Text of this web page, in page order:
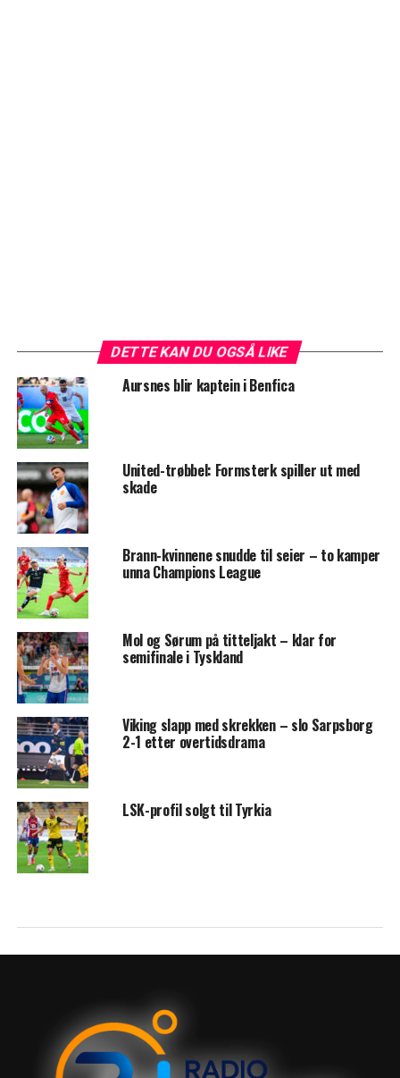
DETTE KAN DU OGSÅ LIKE
Aursnes blir kaptein i Benfica
United-trøbbel: Formsterk spiller ut med
skade
Brann-kvinnene snudde til seier – to kamper
unna Champions League
Mol og Sørum på titteljakt – klar for
semifinale i Tyskland
Viking slapp med skrekken – slo Sarpsborg
2-1 etter overtidsdrama
LSK-profil solgt til Tyrkia